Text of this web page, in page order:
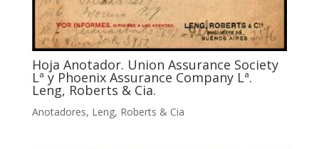
Hoja Anotador. Union Assurance Society
Lª y Phoenix Assurance Company Lª.
Leng, Roberts & Cia.
Anotadores, Leng, Roberts & Cia